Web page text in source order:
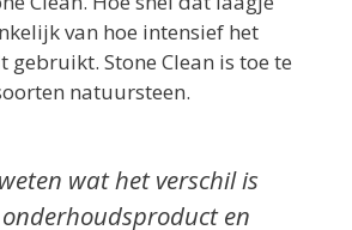
van hoe intensief het
Stone Clean is toe te
natuursteen.
wat het verschil is
en